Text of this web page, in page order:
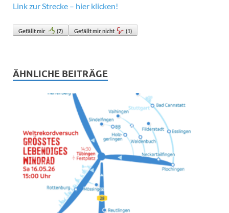
Link zur Strecke – hier klicken!
Gefällt mir (7) Gefällt mir nicht (1)
ÄHNLICHE BEITRÄGE